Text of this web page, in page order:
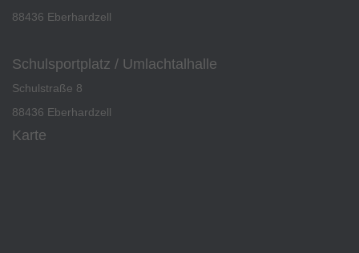
88436 Eberhardzell
Schulsportplatz / Umlachtalhalle
Schulstraße 8
88436 Eberhardzell
Karte